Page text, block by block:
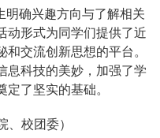
明确兴趣方向与了解相关
动形式为同学们提供了近
交流创新思想的平台。
息科技的美妙，加强了学
了坚实的基础。
、校团委）